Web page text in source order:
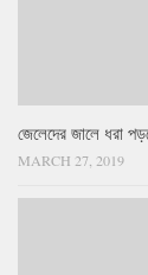
জেলেদের জালে ধরা
MARCH 27, 2019